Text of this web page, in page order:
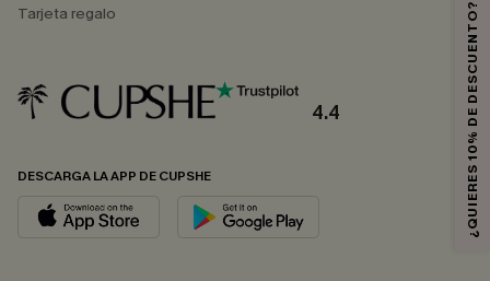
Tarjeta regalo
4.4
DESCARGA LA APP DE CUPSHE ¿QUIERES 10% DE DESCUENTO?